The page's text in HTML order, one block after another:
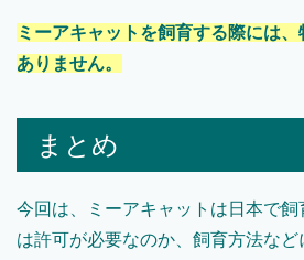
ミーアキャットを飼育する際には
ありません。
まとめ
今回は、ミーアキャットは日本で
は許可が必要なのか、飼育方法な